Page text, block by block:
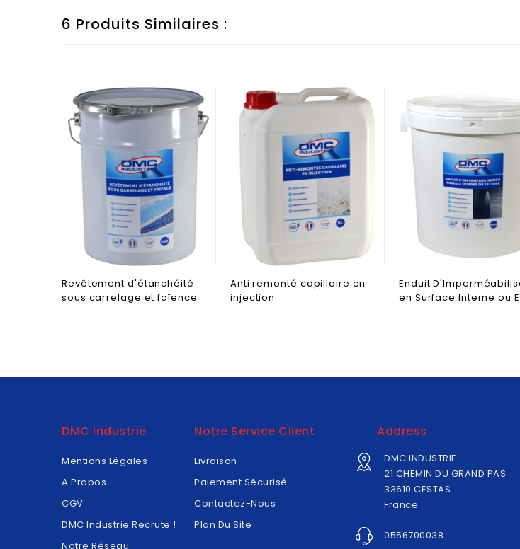
6 Produits Similaires :
Revêtement d'étanchéité
sous carrelage et faïence
Anti remonté capillaire en
injection
Enduit
en Surface Interne ou
DMC Industrie
Mentions Légales
A Propos
CGV
DMC Industrie Recrute !
Notre Réseau
Notre Service Client
Livraison
Paiement Sécurisé
Contactez-Nous
Plan Du Site
Address
DMC INDUSTRIE
21 CHEMIN DU GRAND PAS
33610 CESTAS
France
0556700038